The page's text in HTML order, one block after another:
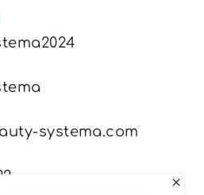
systema.com